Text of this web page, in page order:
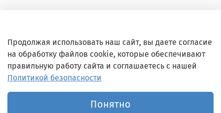
Карта сайта
Документы
© 2024-2026 Все права защищены. ИП
Продолжая использовать наш сайт, вы даете согласие
на обработку файлов cookie, которые обеспечивают
правильную работу сайта и соглашаетесь с нашей
Политикой безопасности
Понятно